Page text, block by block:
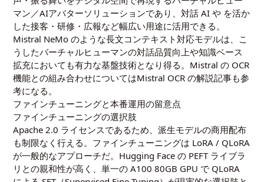
マン／AIアバターソリューションであり、対話 AI や を活か
した接客・研修・広報など幅広い用途に活用できる。
Mistral NeMo のような長文コンテキスト対応モデルは、こ
うしたバーチャルヒューマンの対話品質向上や知識ベース
拡充においても有力な基盤技術となり得る。Mistral の OCR
機能との組み合わせについてはMistral OCR の解説記事も参
考になる。
ファインチューニングと本番運用の留意点
ファインチューニングの選択肢
Apache 2.0 ライセンスであるため、派生モデルの商用配布
も制限なく行える。ファインチューニングは LoRA / QLoRA
が一般的なアプローチだ。Hugging Face の PEFT ライブラ
リとの親和性が高く、単一の A100 80GB GPU で QLoRA